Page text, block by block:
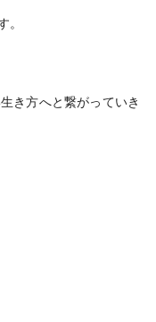
。
き方へと繋がっていき